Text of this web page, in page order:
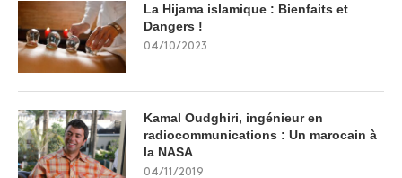
La Hijama islamique : Bienfaits et
Dangers !
04/10/2023
Kamal Oudghiri, ingénieur en
radiocommunications : Un marocain à
la NASA
04/11/2019